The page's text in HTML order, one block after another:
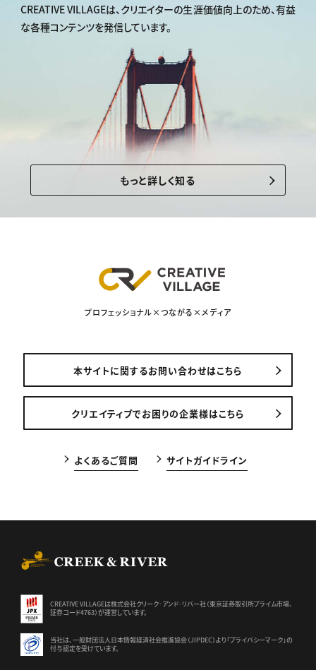
CREATIVE VILLAGEは、クリエイターの生涯価値向上のため、有益
な各種コンテンツを発信しています。
もっと詳しく知る
プロフェッショナル×つながる×メディア
本サイトに関するお問い合わせはこちら
クリエイティブでお困りの企業様はこちら
よくあるご質問 サイトガイドライン
CREATIVE VILLAGEは株式会社クリーク･アンド･リバー社（東京証券取引所プライム市場、
証券コード4763）が運営しています。
当社は、一般財団法人日本情報経済社会推進協会（JIPDEC）より 「プライバシーマーク」の
付与認定を受けています。